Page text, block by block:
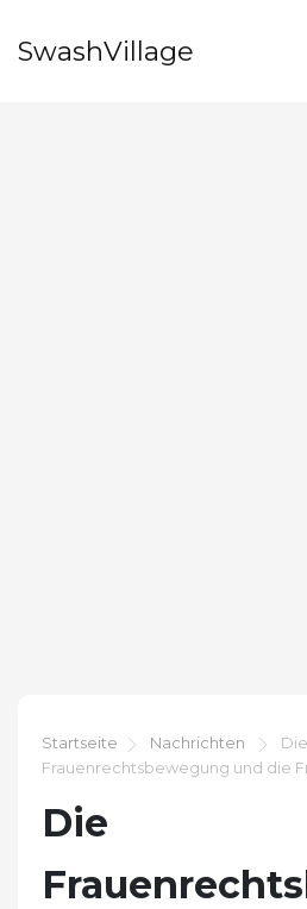
SwashVillage
Startseite Nachrichten
Die
Frauenrechtsbewegung und die
Die